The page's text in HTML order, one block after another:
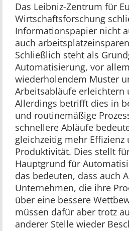
Das Leibniz-Zentrum für
Wirtschaftsforschung
Informationspapier nicht
auch
Schließlich steht als
Automatisierung, vor
wiederholendem Muster
Arbeitsabläufe erleichtern
Allerdings betrifft dies in
und routinemäßige
schnellere Abläufe
gleichzeitig mehr
Produktivität. Dies stellt
Hauptgrund für
das bedeuten, dass auch
Unternehmen, die ihre
über eine bessere
müssen dafür aber trotz
anderer Stelle wieder